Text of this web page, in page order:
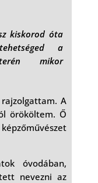
kiskorod óta
a
mikor
A
örököltem. Ő
óvodában,
nevezni az